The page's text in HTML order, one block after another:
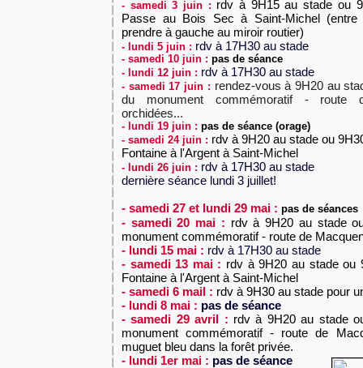
- samedi 3 juin : rdv à 9H15 au stade ou
Passe au Bois Sec à Saint-Michel (entre
prendre à gauche au miroir routier)
- lundi 5 juin : rdv à 17H30 au stade
- samedi 10 juin : pas de séance
- lundi 12 juin : rdv à 17H30 au stade
- samedi 17 juin : rendez-vous à 9H20 au
du monument commémoratif - route
orchidées...
- lundi 19 juin : pas de séance (orage)
- samedi 24 juin : rdv à 9H20 au stade ou
Fontaine à l'Argent à Saint-Michel
- lundi 26 juin : rdv à 17H30 au stade
dernière séance lundi 3 juillet!
- samedi 27 et lundi 29 mai : pas de séances
- samedi 20 mai : rdvà 9H20 au stade
monument commémoratif - route de
- lundi 15 mai : rdv à 17H30 au stade
- samedi 13 mai : rdv à 9H20 au stade ou
Fontaine à l'Argent à Saint-Michel
- samedi 6 mail : rdv à 9H30 au stade pour
- lundi 8 mai : pas de séance
- samedi 29 avril : rdv à 9H20 au stade
monument commémoratif - route de
muguet bleu dans la forêt privée.
- lundi 1er mai : pas de séance